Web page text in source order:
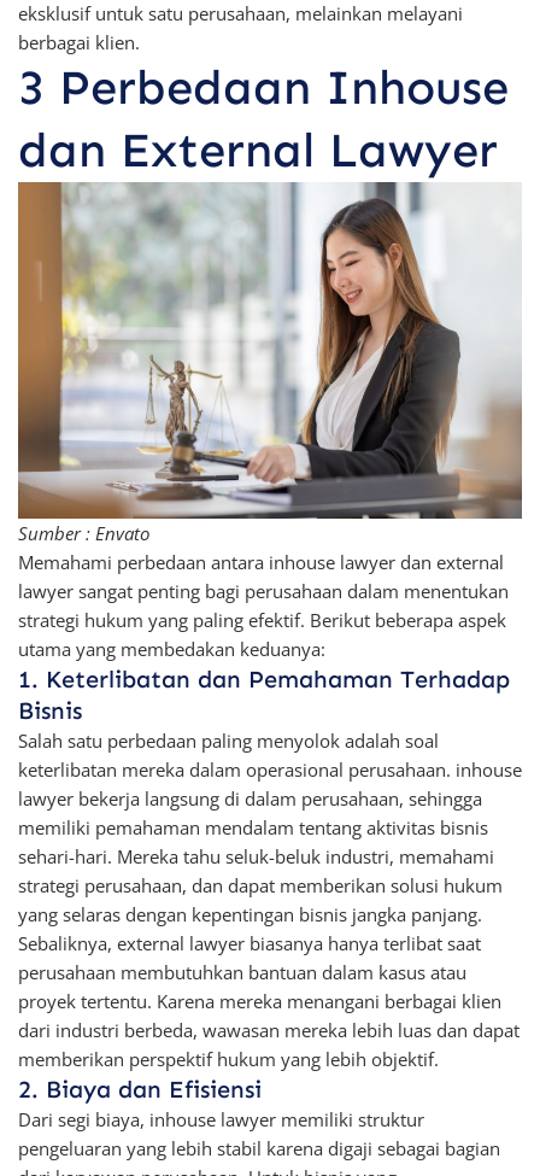
eksklusif untuk satu perusahaan, melainkan melayani
berbagai klien.
3 Perbedaan Inhouse
dan External Lawyer
Sumber : Envato
Memahami perbedaan antara inhouse lawyer dan external
lawyer sangat penting bagi perusahaan dalam menentukan
strategi hukum yang paling efektif. Berikut beberapa aspek
utama yang membedakan keduanya:
1. Keterlibatan dan Pemahaman Terhadap
Bisnis
Salah satu perbedaan paling menyolok adalah soal
keterlibatan mereka dalam operasional perusahaan. inhouse
lawyer bekerja langsung di dalam perusahaan, sehingga
memiliki pemahaman mendalam tentang aktivitas bisnis
sehari-hari. Mereka tahu seluk-beluk industri, memahami
strategi perusahaan, dan dapat memberikan solusi hukum
yang selaras dengan kepentingan bisnis jangka panjang.
Sebaliknya, external lawyer biasanya hanya terlibat saat
perusahaan membutuhkan bantuan dalam kasus atau
proyek tertentu. Karena mereka menangani berbagai klien
dari industri berbeda, wawasan mereka lebih luas dan dapat
memberikan perspektif hukum yang lebih objektif.
2. Biaya dan Efisiensi
Dari segi biaya, inhouse lawyer memiliki struktur
pengeluaran yang lebih stabil karena digaji sebagai bagian